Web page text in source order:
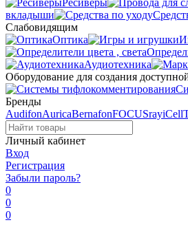
Ресиверы
вкладыши
Слабовидящим
Оптика
Аудиотехника
Оборудование для создания
Бренды
AudifonAuricaBernafonFOCUSray
Личный кабинет
Вход
Регистрация
Забыли пароль?
0
0
0